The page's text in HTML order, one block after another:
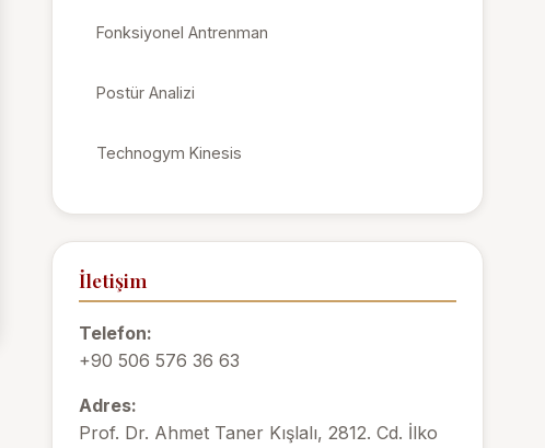
Fonksiyonel Antrenman
Postür Analizi
Technogym Kinesis
İletişim
Telefon:
+90 506 576 36 63
Adres:
Prof. Dr. Ahmet Taner Kışlalı, 2812. Cd. İlko